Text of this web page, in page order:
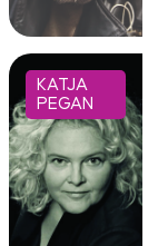
KATJA
PEGAN